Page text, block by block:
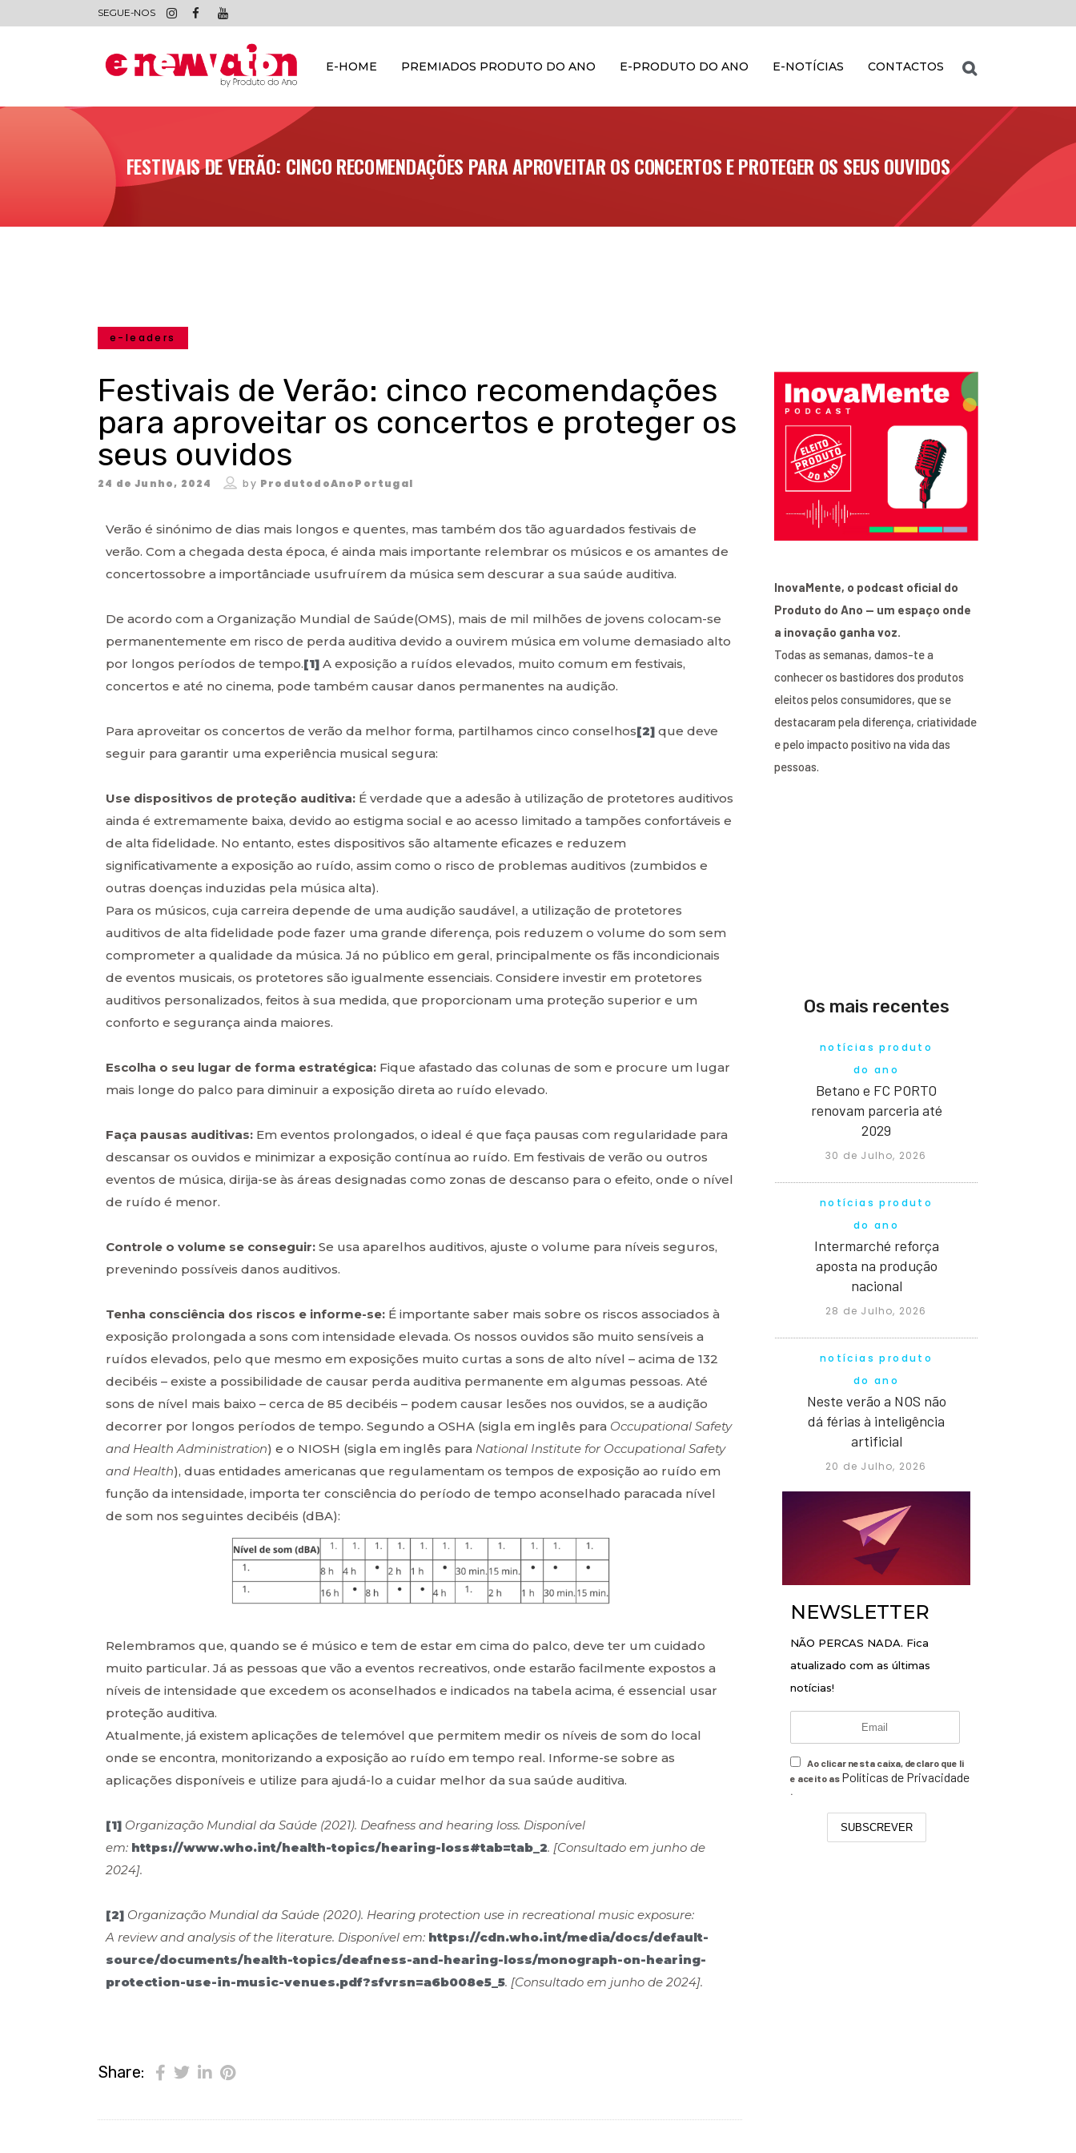
SEGUE-NOS
E-HOME PREMIADOS PRODUTO DO ANO E-PRODUTO DO ANO E-NOTÍCIAS CONTACTOS
FESTIVAIS DE VERÃO: CINCO RECOMENDAÇÕES PARA APROVEITAR OS CONCERTOS E PROTEGER OS SEUS OUVIDOS
e-leaders
Festivais de Verão: cinco recomendações
para aproveitar os concertos e proteger os
seus ouvidos
24 de Junho, 2024 by ProdutodoAnoPortugal
Verão é sinónimo de dias mais longos e quentes, mas também dos tão aguardados festivais de
verão. Com a chegada desta época, é ainda mais importante relembrar os músicos e os amantes de
concertossobre a importânciade usufruírem da música sem descurar a sua saúde auditiva.
De acordo com a Organização Mundial de Saúde(OMS), mais de mil milhões de jovens colocam-se
permanentemente em risco de perda auditiva devido a ouvirem música em volume demasiado alto
por longos períodos de tempo.[1] A exposição a ruídos elevados, muito comum em festivais,
concertos e até no cinema, pode também causar danos permanentes na audição.
Para aproveitar os concertos de verão da melhor forma, partilhamos cinco conselhos[2] que deve
seguir para garantir uma experiência musical segura:
Use dispositivos de proteção auditiva: É verdade que a adesão à utilização de protetores auditivos
ainda é extremamente baixa, devido ao estigma social e ao acesso limitado a tampões confortáveis e
de alta fidelidade. No entanto, estes dispositivos são altamente eficazes e reduzem
significativamente a exposição ao ruído, assim como o risco de problemas auditivos (zumbidos e
outras doenças induzidas pela música alta).
Para os músicos, cuja carreira depende de uma audição saudável, a utilização de protetores
auditivos de alta fidelidade pode fazer uma grande diferença, pois reduzem o volume do som sem
comprometer a qualidade da música. Já no público em geral, principalmente os fãs incondicionais
de eventos musicais, os protetores são igualmente essenciais. Considere investir em protetores
auditivos personalizados, feitos à sua medida, que proporcionam uma proteção superior e um
conforto e segurança ainda maiores.
Escolha o seu lugar de forma estratégica: Fique afastado das colunas de som e procure um lugar
mais longe do palco para diminuir a exposição direta ao ruído elevado.
Faça pausas auditivas: Em eventos prolongados, o ideal é que faça pausas com regularidade para
descansar os ouvidos e minimizar a exposição contínua ao ruído. Em festivais de verão ou outros
eventos de música, dirija-se às áreas designadas como zonas de descanso para o efeito, onde o nível
de ruído é menor.
Controle o volume se conseguir: Se usa aparelhos auditivos, ajuste o volume para níveis seguros,
prevenindo possíveis danos auditivos.
Tenha consciência dos riscos e informe-se: É importante saber mais sobre os riscos associados à
exposição prolongada a sons com intensidade elevada. Os nossos ouvidos são muito sensíveis a
ruídos elevados, pelo que mesmo em exposições muito curtas a sons de alto nível – acima de 132
decibéis – existe a possibilidade de causar perda auditiva permanente em algumas pessoas. Até
sons de nível mais baixo – cerca de 85 decibéis – podem causar lesões nos ouvidos, se a audição
decorrer por longos períodos de tempo. Segundo a OSHA (sigla em inglês para Occupational Safety
and Health Administration) e o NIOSH (sigla em inglês para National Institute for Occupational Safety
and Health), duas entidades americanas que regulamentam os tempos de exposição ao ruído em
função da intensidade, importa ter consciência do período de tempo aconselhado paracada nível
de som nos seguintes decibéis (dBA):
Relembramos que, quando se é músico e tem de estar em cima do palco, deve ter um cuidado
muito particular. Já as pessoas que vão a eventos recreativos, onde estarão facilmente expostos a
níveis de intensidade que excedem os aconselhados e indicados na tabela acima, é essencial usar
proteção auditiva.
Atualmente, já existem aplicações de telemóvel que permitem medir os níveis de som do local
onde se encontra, monitorizando a exposição ao ruído em tempo real. Informe-se sobre as
aplicações disponíveis e utilize para ajudá-lo a cuidar melhor da sua saúde auditiva.
[1] Organização Mundial da Saúde (2021). Deafness and hearing loss. Disponível
em: https://www.who.int/health-topics/hearing-loss#tab=tab_2. [Consultado em junho de
2024].
[2] Organização Mundial da Saúde (2020). Hearing protection use in recreational music exposure:
A review and analysis of the literature. Disponível em: https://cdn.who.int/media/docs/default-
source/documents/health-topics/deafness-and-hearing-loss/monograph-on-hearing-
protection-use-in-music-venues.pdf?sfvrsn=a6b008e5_5. [Consultado em junho de 2024].
Share:
InovaMente, o podcast oficial do
Produto do Ano — um espaço onde
a inovação ganha voz.
Todas as semanas, damos-te a
conhecer os bastidores dos produtos
eleitos pelos consumidores, que se
destacaram pela diferença, criatividade
e pelo impacto positivo na vida das
pessoas.
Os mais recentes
notícias produto
do ano
Betano e FC PORTO
renovam parceria até
2029
30 de Julho, 2026
notícias produto
do ano
Intermarché reforça
aposta na produção
nacional
28 de Julho, 2026
notícias produto
do ano
Neste verão a NOS não
dá férias à inteligência
artificial
20 de Julho, 2026
NEWSLETTER
NÃO PERCAS NADA. Fica
atualizado com as últimas
notícias!
Ao clicar nesta caixa, declaro que li
e aceito as Políticas de Privacidade
.
SUBSCREVER